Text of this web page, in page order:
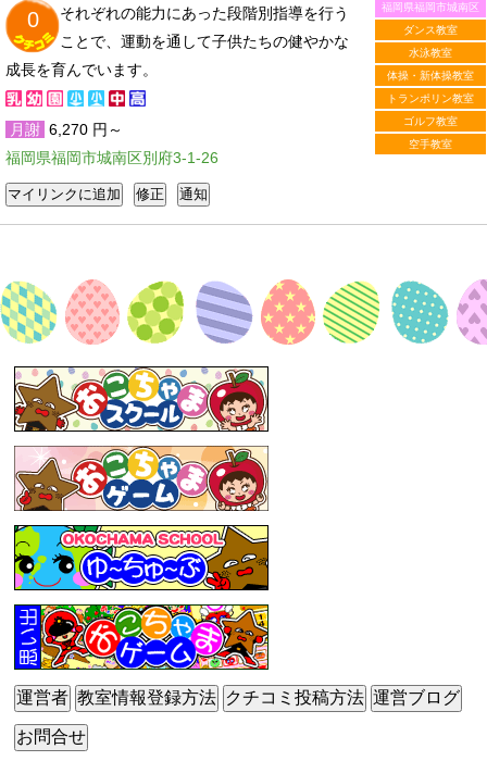
福岡県福岡市城南区
ダンス教室
水泳教室
体操・新体操教室
トランポリン教室
ゴルフ教室
空手教室
0
それぞれの能力にあった段階別指導を行う
ことで、運動を通して子供たちの健やかな
成長を育んでいます。
月謝 6,270 円～
福岡県福岡市城南区別府3-1-26